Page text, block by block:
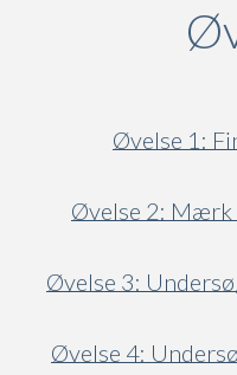
Øvelse 1:
Øvelse 2: Mærk
Øvelse 3:
Øvelse 4: